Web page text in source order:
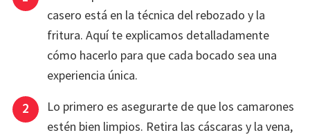
casero está en la técnica del rebozado y la
fritura. Aquí te explicamos detalladamente
cómo hacerlo para que cada bocado sea una
experiencia única.
Lo primero es asegurarte de que los camarones
estén bien limpios. Retira las cáscaras y la vena,